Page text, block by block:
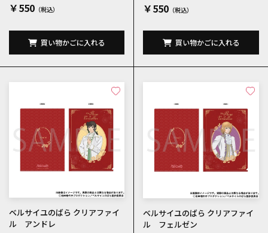
￥550
買い物かごに入れる
￥550
買い物かごに入れる
ベルサイユのばら クリアファイ
ル アンドレ
ベルサイユのばら クリアファイ
ル フェルゼン